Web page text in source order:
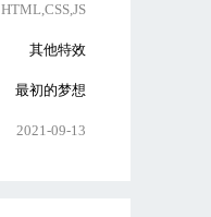
HTML,CSS,JS
其他特效
最初的梦想
2021-09-13